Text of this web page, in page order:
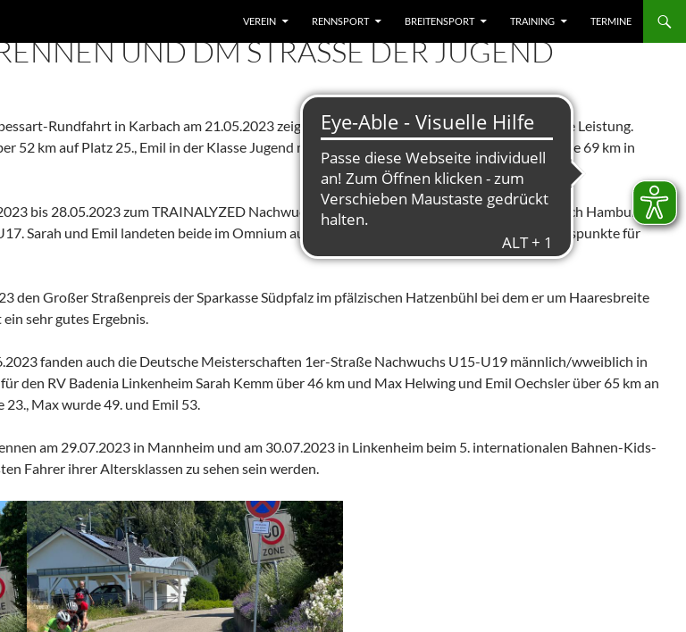
VEREIN RENNSPORT BREITENSPORT TRAINING TERMINE
UND DM STRASSE DER JUGEND
Rundfahrt in Karbach am 21.05.2023 zeigten Sarah Kemm und Emil Oechsler eine gute Leistung.
52 km auf Platz 25., Emil in der Klasse Jugend männlich U17 auf Platz 53. Der Sieger legte die 69 km in
bis 28.05.2023 zum TRAINALYZED Nachwuchs-Cup powered by wahoo auf der Bahn nach Hamburg
Sarah und Emil landeten beide im Omnium auf Platz 14 und sammelten wichtige Sichtungspunkte für
den Großer Straßenpreis der Sparkasse Südpfalz im pfälzischen Hatzenbühl bei dem er um Haaresbreite
sehr gutes Ergebnis.
fanden auch die Deutsche Meisterschaften 1er-Straße Nachwuchs U15-U19 männlich/wweiblich in
den RV Badenia Linkenheim Sarah Kemm über 46 km und Max Helwing und Emil Oechsler über 65 km an
23., Max wurde 49. und Emil 53.
am 29.07.2023 in Mannheim und am 30.07.2023 in Linkenheim beim 5. internationalen Bahnen-Kids-
Fahrer ihrer Altersklassen zu sehen sein werden.